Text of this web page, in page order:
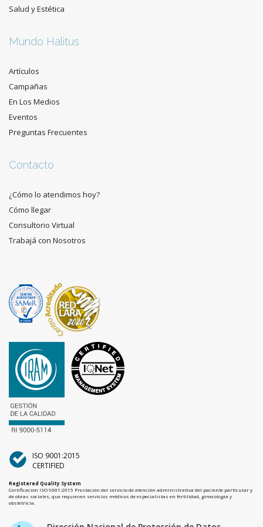
Salud y Estética
Mundo Halitus
Artículos
Campañas
En Los Medios
Eventos
Preguntas Frecuentes
Contacto
¿Cómo lo atendimos hoy?
Cómo llegar
Consultorio Virtual
Trabajá con Nosotros
ISO 9001:2015
CERTIFIED
Registered Quality System
Certificación ISO 9001:2015 Prestación del servicio de atención administrativa del paciente particular y
de obras sociales, que requieran servicios médicos de especialistas en fertilidad, ginecología y
obstetricia.